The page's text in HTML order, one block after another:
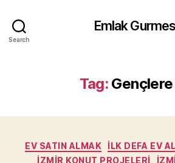
Search
Emlak
Tag:
EV SATIN ALMAK
İLK DEFA EV
İZMIR KONUT PROJELERI